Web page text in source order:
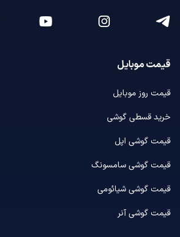
قیمت موبایل
قیمت روز موبایل
خرید قسطی گوشی
قیمت گوشی اپل
قیمت گوشی سامسونگ
قیمت گوشی شیائومی
قیمت گوشی آنر